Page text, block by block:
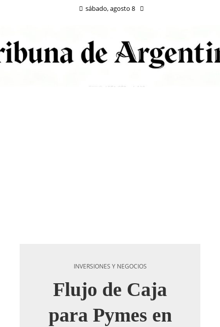
sábado, agosto 8
INVERSIONES Y NEGOCIOS
Flujo de Caja
para Pymes en